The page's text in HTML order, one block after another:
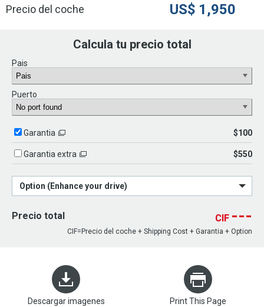
Precio del coche US$ 1,950
Calcula tu precio total
Pais
Puerto
Garantia $100
Garantia extra $550
Option (Enhance your drive)
Precio total CIF ---
CIF=Precio del coche + Shipping Cost + Garantia + Option
Descargar imagenes Print This Page